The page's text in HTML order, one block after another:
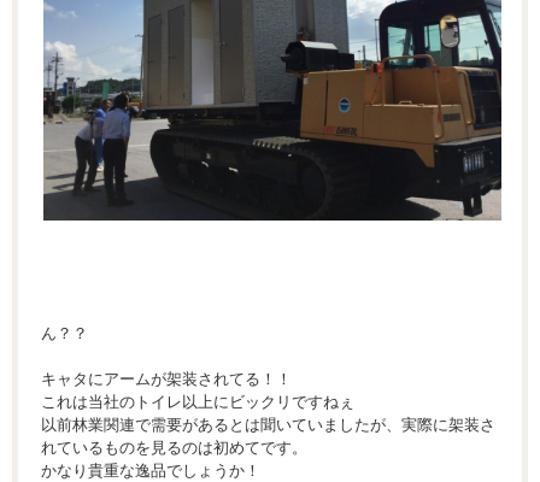
ん？？
キャタにアームが架装されてる！！
これは当社のトイレ以上にビックリですねぇ
以前林業関連で需要があるとは聞いていましたが、実際に架装さ
れているものを見るのは初めてです。
かなり貴重な逸品でしょうか！